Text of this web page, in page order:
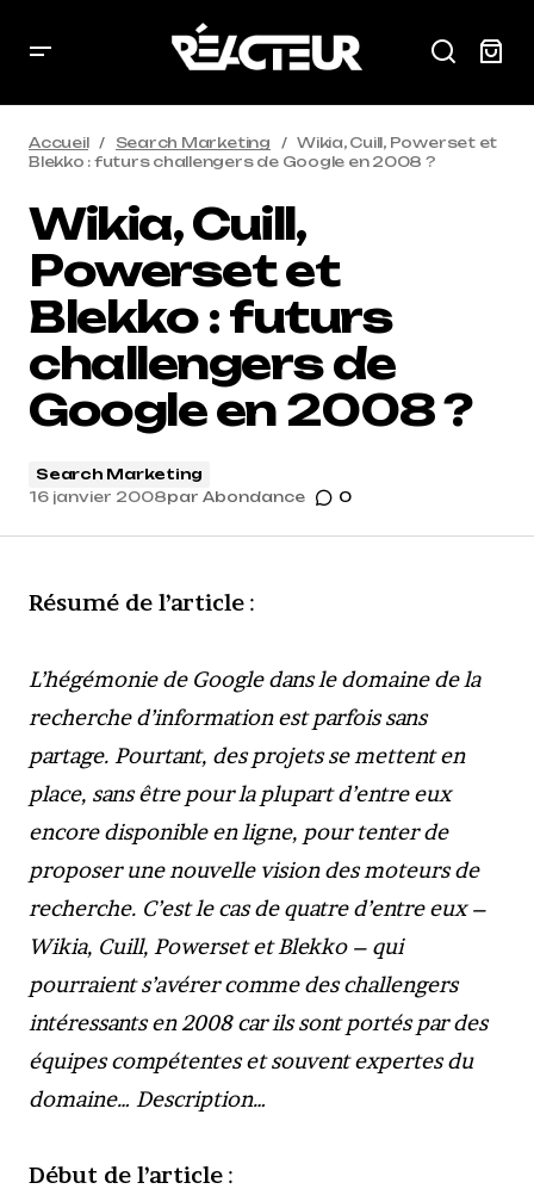
Accueil Search Marketing
Wikia, Cuill, Powerset et
Blekko : futurs challengers de Google en 2008 ?
Wikia, Cuill,
Powerset et
Blekko : futurs
challengers de
Google en 2008 ?
Search Marketing
16 janvier 2008par Abondance 0
Résumé de l’article :
L’hégémonie de Google dans le domaine de la
recherche d’information est parfois sans
partage. Pourtant, des projets se mettent en
place, sans être pour la plupart d’entre eux
encore disponible en ligne, pour tenter de
proposer une nouvelle vision des moteurs de
recherche. C’est le cas de quatre d’entre eux –
Wikia, Cuill, Powerset et Blekko – qui
pourraient s’avérer comme des challengers
intéressants en 2008 car ils sont portés par des
équipes compétentes et souvent expertes du
domaine… Description…
Début de l’article :